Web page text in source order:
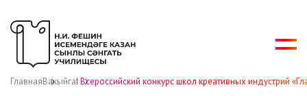
ГлавнаяВакыйгаI Всероссийский конкурс школ креативных индустрий